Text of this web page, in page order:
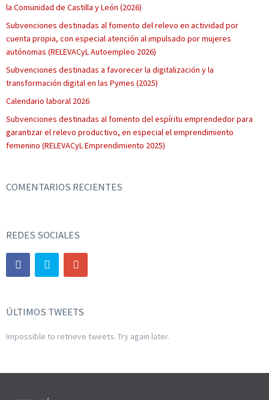
la Comunidad de Castilla y León (2026)
Subvenciones destinadas al fomento del relevo en actividad por
cuenta propia, con especial atención al impulsado por mujeres
autónomas (RELEVACyL Autoempleo 2026)
Subvenciones destinadas a favorecer la digitalización y la
transformación digital en las Pymes (2025)
Calendario laboral 2026
Subvenciones destinadas al fomento del espíritu emprendedor para
garantizar el relevo productivo, en especial el emprendimiento
femenino (RELEVACyL Emprendimiento 2025)
COMENTARIOS RECIENTES
REDES SOCIALES
ÚLTIMOS TWEETS
Impossible to retrieve tweets. Try again later.